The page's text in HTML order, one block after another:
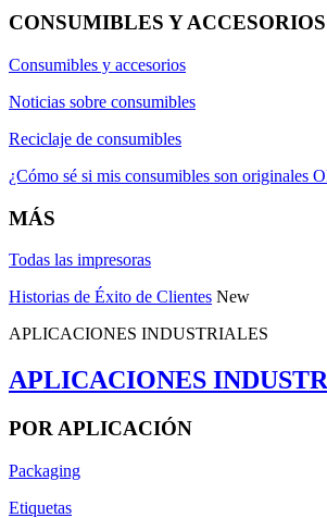
CONSUMIBLES Y ACCESORIOS
Consumibles y accesorios
Noticias sobre consumibles
Reciclaje de consumibles
¿Cómo sé si mis consumibles son originales
MÁS
Todas las impresoras
Historias de Éxito de Clientes New
APLICACIONES INDUSTRIALES
APLICACIONES
POR APLICACIÓN
Packaging
Etiquetas